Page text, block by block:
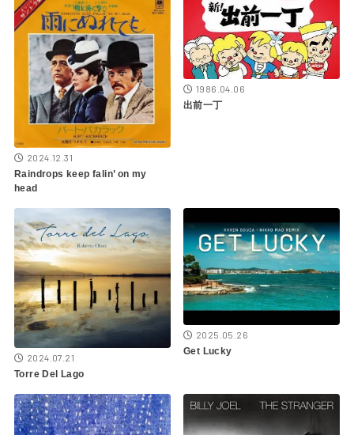
2024.12.31
Raindrops keep falin’ on my
head
1986.04.06
出前一丁
2024.07.21
Torre Del Lago
2025.05.26
Get Lucky